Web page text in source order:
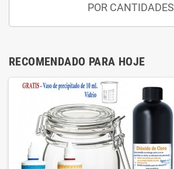
POR CANTIDADES
RECOMENDADO PARA HOJE